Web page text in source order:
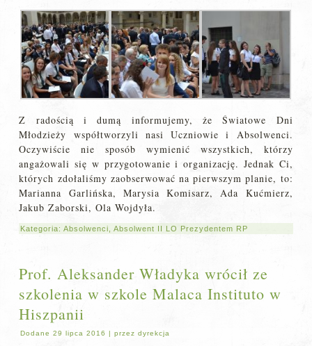
Z radością i dumą informujemy, że Światowe Dni
Młodzieży współtworzyli nasi Uczniowie i Absolwenci.
Oczywiście nie sposób wymienić wszystkich, którzy
angażowali się w przygotowanie i organizację. Jednak Ci,
których zdołaliśmy zaobserwować na pierwszym planie, to:
Marianna Garlińska, Marysia Komisarz, Ada Kućmierz,
Jakub Zaborski, Ola Wojdyła.
Kategoria:Absolwenci ,Absolwent II LO Prezydentem RP
Prof. Aleksander Władyka wrócił ze
szkolenia w szkole Malaca Instituto w
Hiszpanii
Dodane 29 lipca 2016 |przez dyrekcja